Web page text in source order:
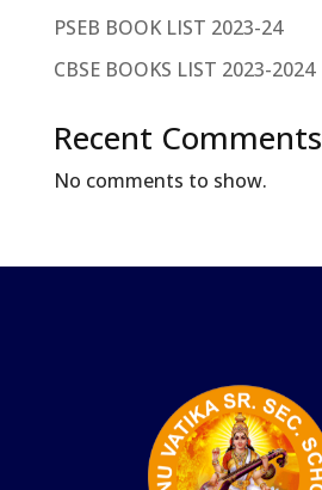
PSEB BOOK LIST 2023-24
CBSE BOOKS LIST 2023-2024
Recent Comments
No comments to show.